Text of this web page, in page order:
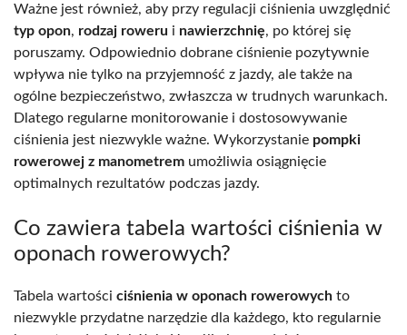
Ważne jest również, aby przy regulacji ciśnienia uwzględnić
typ opon, rodzaj roweru i nawierzchnię, po której się
poruszamy. Odpowiednio dobrane ciśnienie pozytywnie
wpływa nie tylko na przyjemność z jazdy, ale także na
ogólne bezpieczeństwo, zwłaszcza w trudnych warunkach.
Dlatego regularne monitorowanie i dostosowywanie
ciśnienia jest niezwykle ważne. Wykorzystanie pompki
rowerowej z manometrem umożliwia osiągnięcie
optimalnych rezultatów podczas jazdy.
Co zawiera tabela wartości ciśnienia w
oponach rowerowych?
Tabela wartości ciśnienia w oponach rowerowych to
niezwykle przydatne narzędzie dla każdego, kto regularnie